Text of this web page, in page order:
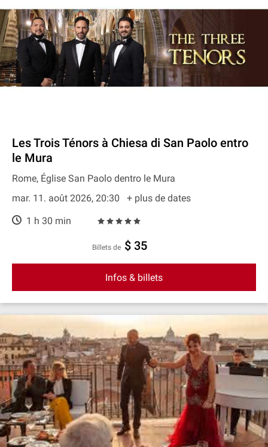
Les Trois Ténors à Chiesa di San Paolo entro
le Mura
Rome, Église San Paolo dentro le Mura
mar. 11. août 2026, 20:30
+ plus de dates
1 h 30 min
Billets de $ 35
Infos & billets